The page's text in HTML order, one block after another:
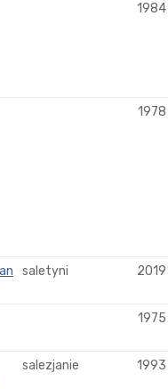
1984
1978
saletyni 2019
1975
salezjanie 1993